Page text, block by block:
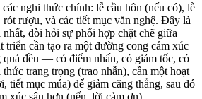
nghi thức chính: lễ cầu hôn (nếu có), lễ
rót rượu, và các tiết mục văn nghệ. Đây là
đòi hỏi sự phối hợp chặt chẽ giữa
triển cần tạo ra một đường cong cảm xúc
đều — có điểm nhấn, có giảm tốc, có
trang trọng (trao nhẫn), cần một hoạt
tiết mục múa) để giảm căng thẳng, sau đó
xúc sâu hơn (nến, lời cảm ơn).